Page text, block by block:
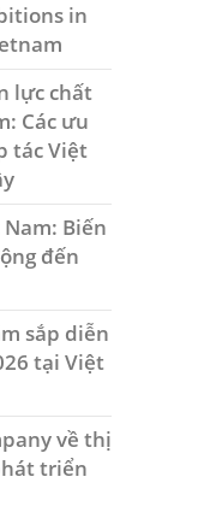
in
lực chất
Các ưu
tác Việt
Biến
đến
sắp diễn
tại Việt
về thị
triển